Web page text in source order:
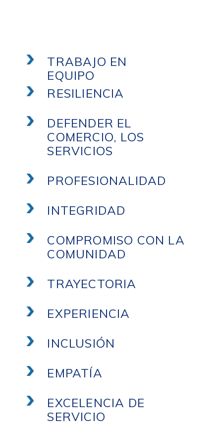
TRABAJO EN
EQUIPO
RESILIENCIA
DEFENDER EL
COMERCIO, LOS
SERVICIOS
PROFESIONALIDAD
INTEGRIDAD
COMPROMISO CON LA
COMUNIDAD
TRAYECTORIA
EXPERIENCIA
INCLUSIÓN
EMPATÍA
EXCELENCIA DE
SERVICIO